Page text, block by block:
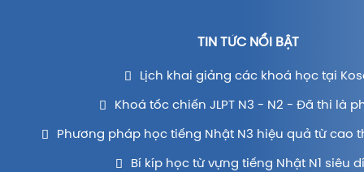
TIN TỨC NỔI BẬT
Lịch khai giảng các khoá học tại
Khoá tốc chiến JLPT N3 - N2 - Đã thi là
Phương pháp học tiếng Nhật N3 hiệu quả từ cao
Bí kíp học từ vựng tiếng Nhật N1 siêu